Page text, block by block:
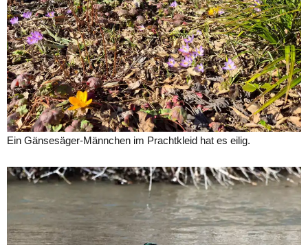
Ein Gänsesäger-Männchen im Prachtkleid hat es eilig.